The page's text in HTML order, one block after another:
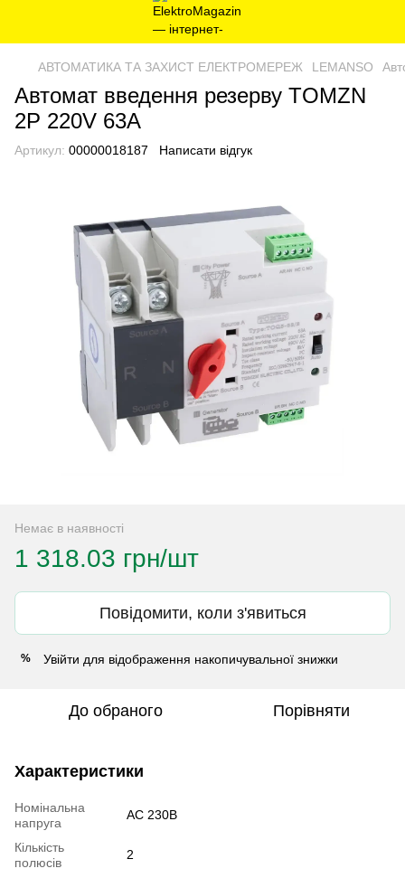
АВТОМАТИКА ТА ЗАХИСТ ЕЛЕКТРОМЕРЕЖ LEMANSO
Автомат введення резерву TOMZN
2P 220V 63A
Артикул: 00000018187 Написати відгук
Немає в наявності
1 318.03 грн/шт
Повідомити, коли з'явиться
% Увійти для відображення накопичувальної знижки
До обраного Порівняти
Характеристики
Номінальна
напруга
AC 230В
Кількість
полюсів
2